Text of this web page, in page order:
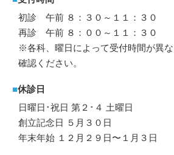
初診 午前 ８：３０～１１：３０
再診 午前 ８：００～１１：３０
※各科、曜日によって受付時間が異
確認ください。
■休診日
日曜日･祝日 第２･４ 土曜日
創立記念日 ５月３０日
年末年始 １２月２９日〜１月３日